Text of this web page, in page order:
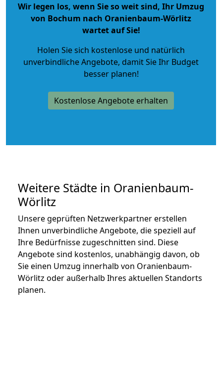
Wir legen los, wenn Sie so weit sind, Ihr Umzug
von Bochum nach Oranienbaum-Wörlitz
wartet auf Sie!
Holen Sie sich kostenlose und natürlich
unverbindliche Angebote, damit Sie Ihr Budget
besser planen!
Kostenlose Angebote erhalten
Weitere Städte in Oranienbaum-
Wörlitz
Unsere geprüften Netzwerkpartner erstellen
Ihnen unverbindliche Angebote, die speziell auf
Ihre Bedürfnisse zugeschnitten sind. Diese
Angebote sind kostenlos, unabhängig davon, ob
Sie einen Umzug innerhalb von Oranienbaum-
Wörlitz oder außerhalb Ihres aktuellen Standorts
planen.